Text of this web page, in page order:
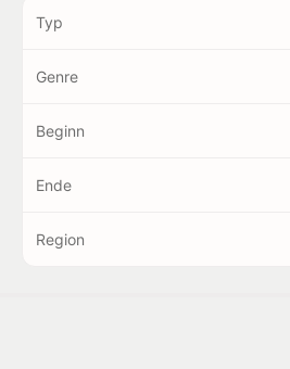
Typ
Genre
Beginn
Ende
Region